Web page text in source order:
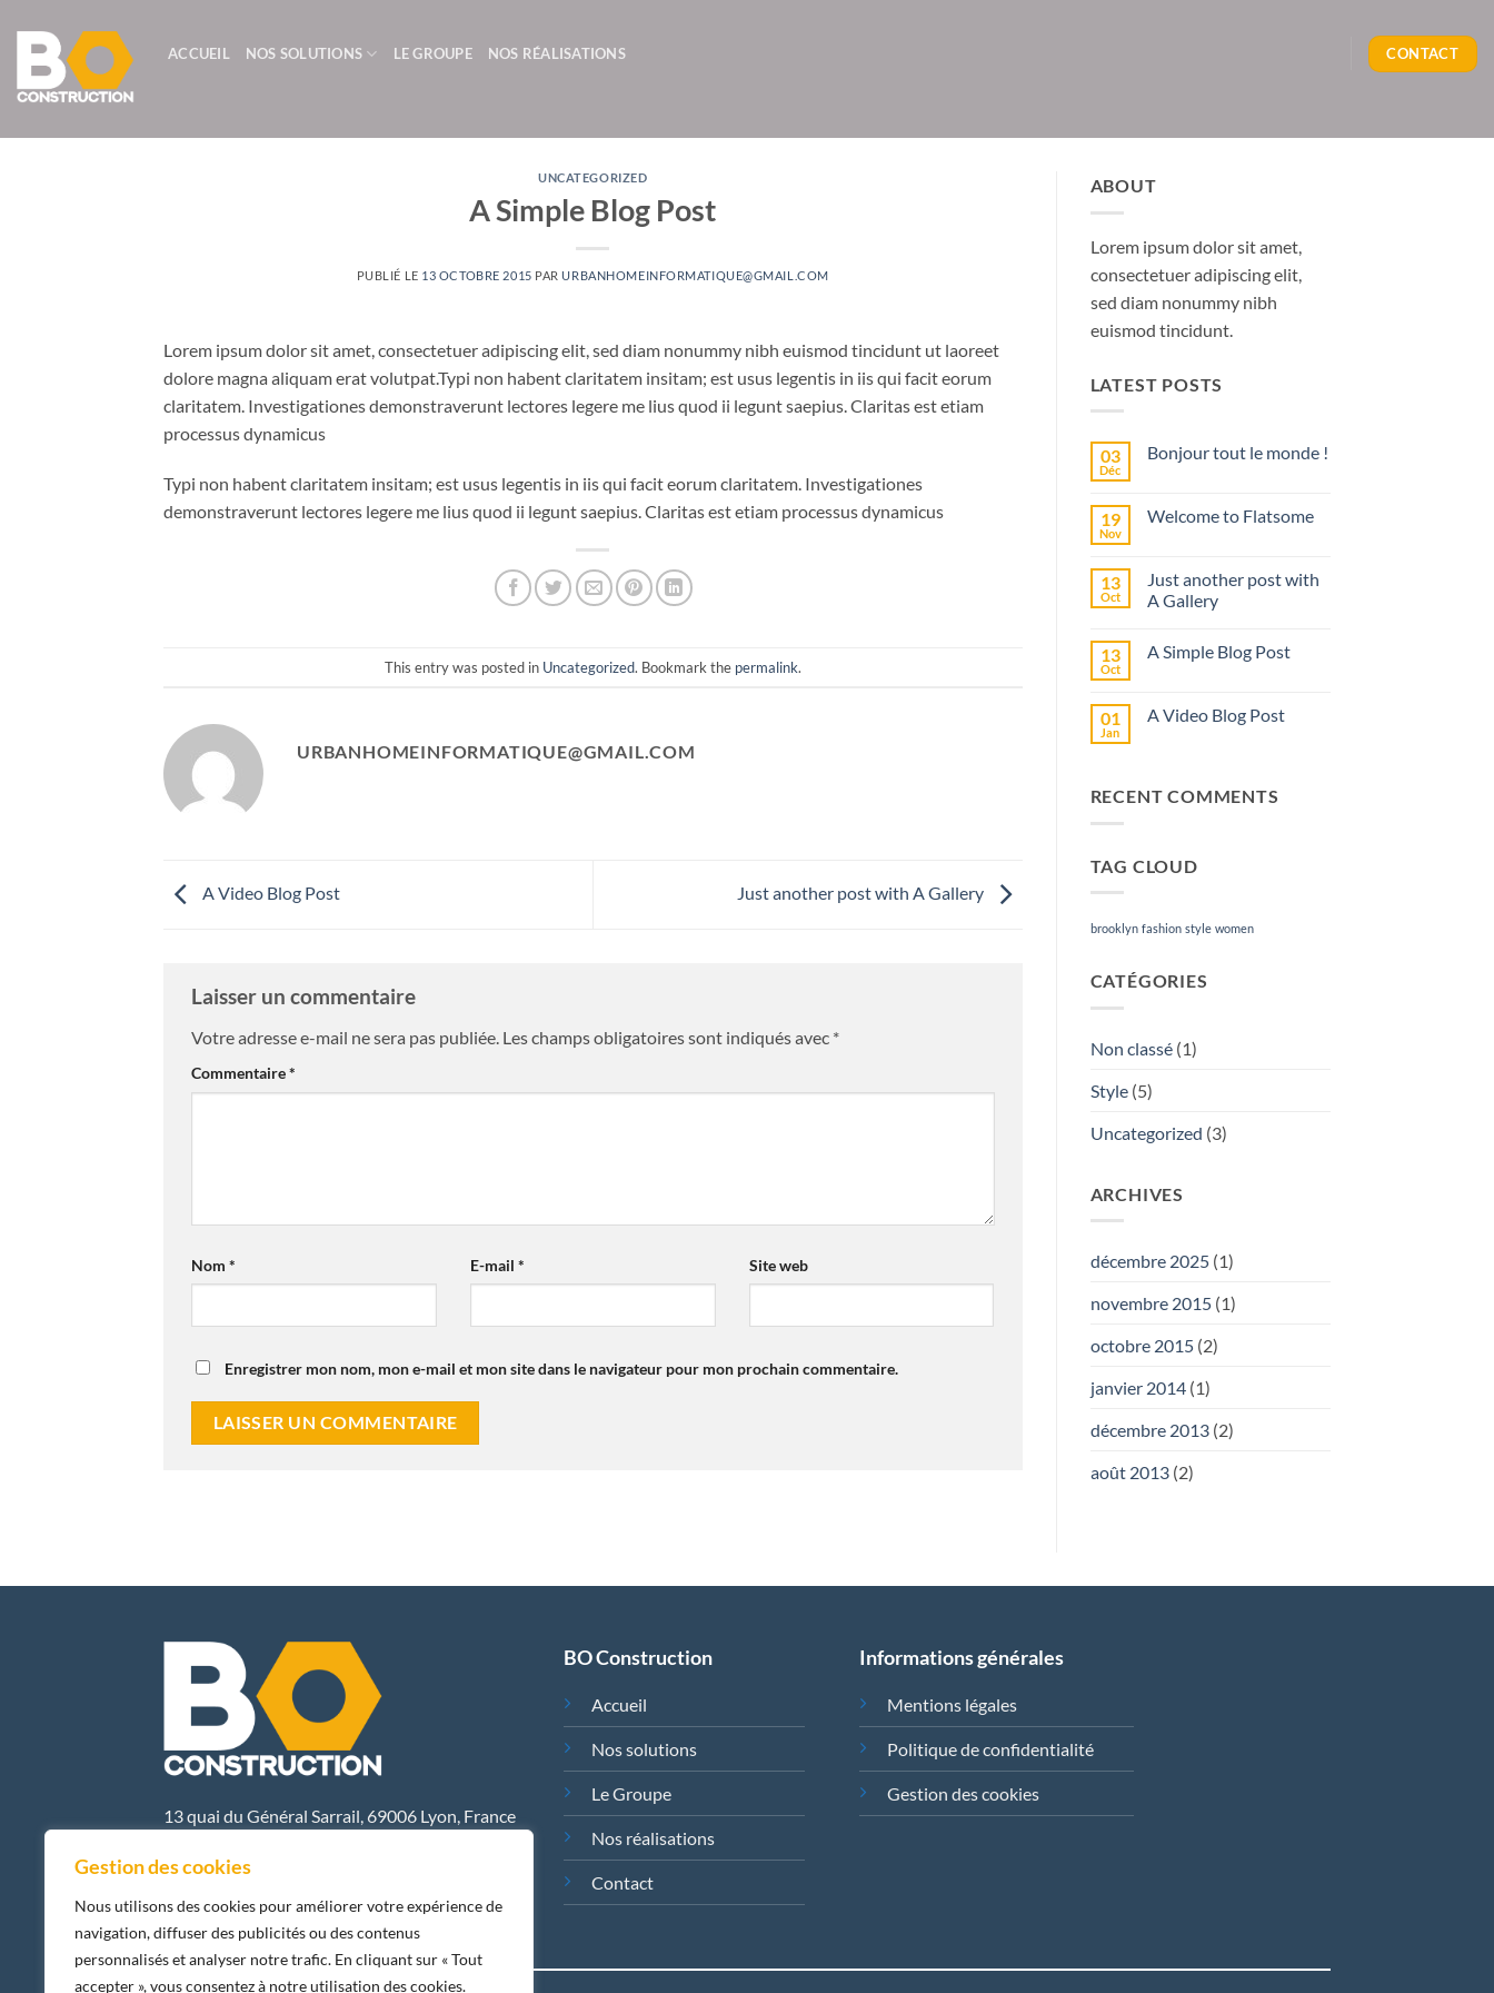
Gestion des cookies
Nous utilisons des cookies pour améliorer votre expérience de
navigation, diffuser des publicités ou des contenus
personnalisés et analyser notre trafic. En cliquant sur « Tout
accepter », vous consentez à notre utilisation des cookies.
contenu
ACCUEIL NOS SOLUTIONS LE GROUPE NOS RÉALISATIONS CONTACT
UNCATEGORIZED
A Simple Blog Post
PUBLIÉ LE 13 OCTOBRE 2015 PARURBANHOMEINFORMATIQUE@GMAIL.COM
Lorem ipsum dolor sit amet, consectetuer adipiscing elit, sed diam nonummy nibh euismod tincidunt ut laoreet
dolore magna aliquam erat volutpat.Typi non habent claritatem insitam; est usus legentis in iis qui facit eorum
claritatem. Investigationes demonstraverunt lectores legere me lius quod ii legunt saepius. Claritas est etiam
processus dynamicus
Typi non habent claritatem insitam; est usus legentis in iis qui facit eorum claritatem. Investigationes
demonstraverunt lectores legere me lius quod ii legunt saepius. Claritas est etiam processus dynamicus
This entry was posted in Uncategorized. Bookmark the permalink.
URBANHOMEINFORMATIQUE@GMAIL.COM
A Video Blog Post Just another post with A Gallery
Laisser un commentaire
Votre adresse e-mail ne sera pas publiée. Les champs obligatoires sont indiqués avec *
Commentaire*
Nom * E-mail * Site web
Enregistrer mon nom, mon e-mail et mon site dans le navigateur pour mon prochain commentaire.
ABOUT
Lorem ipsum dolor sit amet,
consectetuer adipiscing elit,
sed diam nonummy nibh
euismod tincidunt.
LATEST POSTS
03
Déc
Bonjour tout le monde !
Bonjour
19
Nov
Welcome to Flatsome
Welcome
to
Flatsome
13
Oct
Just another post with
A Gallery
sur
with
A
13
Oct
A Simple Blog Post
A
01
Jan
A Video Blog Post
Video
RECENT COMMENTS
TAG CLOUD
brooklyn fashion style women
CATÉGORIES
Non classé(1)
Style(5)
Uncategorized (3)
ARCHIVES
décembre 2025(1)
novembre 2015(1)
octobre 2015(2)
janvier 2014(1)
décembre 2013(2)
août 2013(2)
13 quai du Général Sarrail, 69006 Lyon, France
BO Construction
Accueil
Nos solutions
Le Groupe
Nos réalisations
Contact
Informations générales
Mentions légales
Politique de confidentialité
Gestion des cookies